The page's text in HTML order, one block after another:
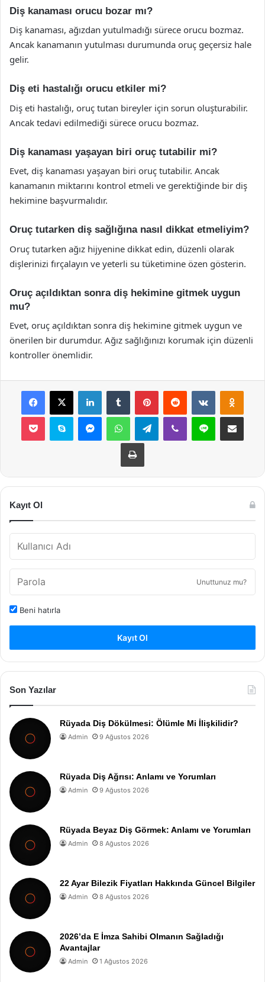
Diş kanaması orucu bozar mı?
Diş kanaması, ağızdan yutulmadığı sürece orucu bozmaz.
Ancak kanamanın yutulması durumunda oruç geçersiz hale
gelir.
Diş eti hastalığı orucu etkiler mi?
Diş eti hastalığı, oruç tutan bireyler için sorun oluşturabilir.
Ancak tedavi edilmediği sürece orucu bozmaz.
Diş kanaması yaşayan biri oruç tutabilir mi?
Evet, diş kanaması yaşayan biri oruç tutabilir. Ancak
kanamanın miktarını kontrol etmeli ve gerektiğinde bir diş
hekimine başvurmalıdır.
Oruç tutarken diş sağlığına nasıl dikkat etmeliyim?
Oruç tutarken ağız hijyenine dikkat edin, düzenli olarak
dişlerinizi fırçalayın ve yeterli su tüketimine özen gösterin.
Oruç açıldıktan sonra diş hekimine gitmek uygun
mu?
Evet, oruç açıldıktan sonra diş hekimine gitmek uygun ve
önerilen bir durumdur. Ağız sağlığınızı korumak için düzenli
kontroller önemlidir.
Facebook
X LinkedInTumblr PinterestReddit VKontakte
Pocket Skype MessengerWhatsAppTelegramViber Line E-Posta ile
Yazdır
Kayıt Ol
Unuttunuz mu?
Beni hatırla
Kayıt Ol
Son Yazılar
Rüyada Diş Dökülmesi: Ölümle Mi İlişkilidir?
Admin 9 Ağustos 2026
Rüyada Diş Ağrısı: Anlamı ve Yorumları
Admin 9 Ağustos 2026
Rüyada Beyaz Diş Görmek: Anlamı ve Yorumları
Admin 8 Ağustos 2026
22 Ayar Bilezik Fiyatları Hakkında Güncel Bilgiler
Admin 8 Ağustos 2026
2026’da E İmza Sahibi Olmanın Sağladığı
Avantajlar
Admin 1 Ağustos 2026